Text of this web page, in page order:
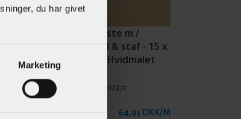
du har givet
Marketing
- 5 x
Skabsliste m /
hulkehl & staf - 15 x
21 mm Hvidmalet
902372
64,95 DKK/M